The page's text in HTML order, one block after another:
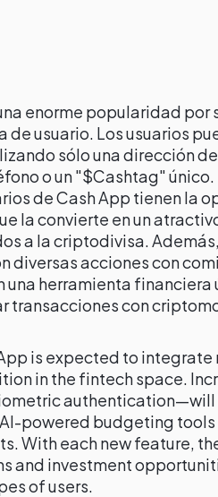
enorme popularidad por
usuario. Los usuarios
sólo una dirección
o un "$Cashtag" único.
de Cash App tienen la
la convierte en un
a la criptodivisa.
diversas acciones con
una herramienta financiera
transacciones con
is expected to integrate
in the fintech space.
powered budgeting
With each new feature,
and investment
of users.